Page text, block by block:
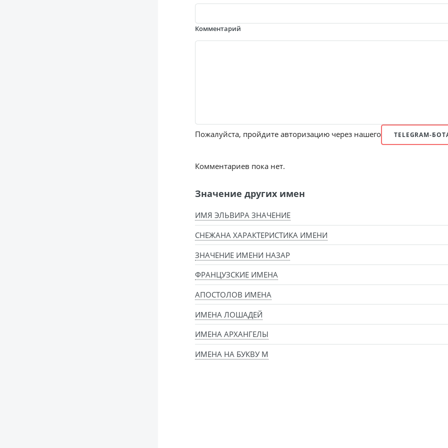
Комментарий
Пожалуйста, пройдите авторизацию через нашего TELEGRAM-
Комментариев пока нет.
Значение других имен
ИМЯ ЭЛЬВИРА ЗНАЧЕНИЕ
СНЕЖАНА ХАРАКТЕРИСТИКА ИМЕНИ
ЗНАЧЕНИЕ ИМЕНИ НАЗАР
ФРАНЦУЗСКИЕ ИМЕНА
АПОСТОЛОВ ИМЕНА
ИМЕНА ЛОШАДЕЙ
ИМЕНА АРХАНГЕЛЫ
ИМЕНА НА БУКВУ М